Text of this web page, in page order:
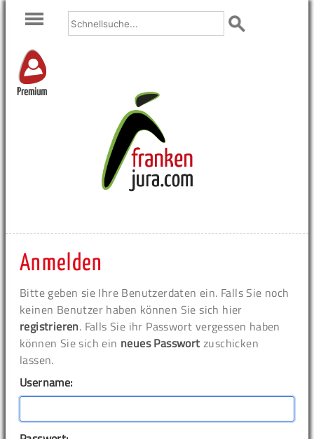
Premium
Anmelden
Bitte geben sie Ihre Benutzerdaten ein. Falls Sie noch
keinen Benutzer haben können Sie sich hier
registrieren. Falls Sie ihr Passwort vergessen haben
können Sie sich ein neues Passwort zuschicken
lassen.
Username: